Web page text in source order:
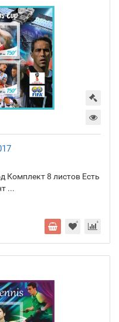
Комплект 8 листов Есть
...